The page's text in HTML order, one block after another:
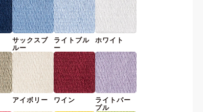
サックスブ
ルー
ライトブル
ー
ホワイト
アイボリー ワイン
ライトパー
プル